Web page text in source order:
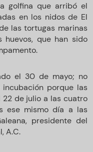
golfina que arribó el
en los nidos de El
las tortugas marinas
huevos, que han sido
el 30 de mayo; no
porque las
22 de julio a las cuatro
ese mismo día a las
presidente del
A.C.